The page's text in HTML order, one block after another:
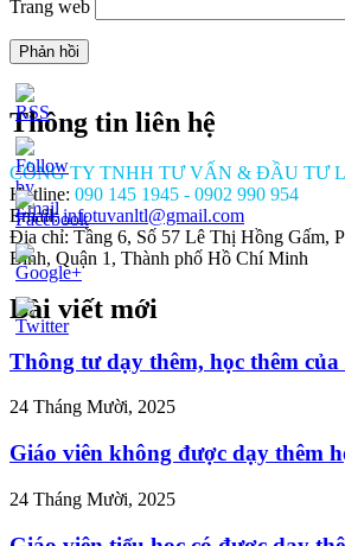
Trang web
so-
lich-
Thông tin liên hệ
CÔNG TY TNHH TƯ VẤN & ĐẦU TƯ
Hotline: 090 145 1945 - 0902 990 954
Email:infotuvanltl@gmail.com
Địa chỉ: Tầng 6, Số 57 Lê Thị Hồng Gấm,
Bình, Quận 1, Thành phố Hồ Chí Minh
Bài viết mới
Thông tư dạy thêm, học thêm
24 Tháng Mười, 2025
Giáo viên không được dạy thêm
24 Tháng Mười, 2025